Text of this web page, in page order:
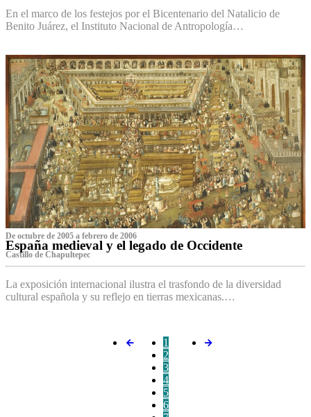
En el marco de los festejos por el Bicentenario del Natalicio de
Benito Juárez, el Instituto Nacional de Antropología…
De octubre de 2005 a febrero de 2006
España medieval y el legado de Occidente
Castillo de Chapultepec
La exposición internacional ilustra el trasfondo de la diversidad
cultural española y su reflejo en tierras mexicanas.…
1
2
3
4
5
6